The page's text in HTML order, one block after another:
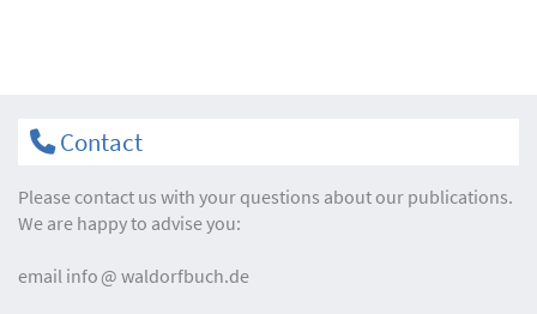
Contact
Please contact us with your questions about our publications.
We are happy to advise you:
email info waldorfbuch.de